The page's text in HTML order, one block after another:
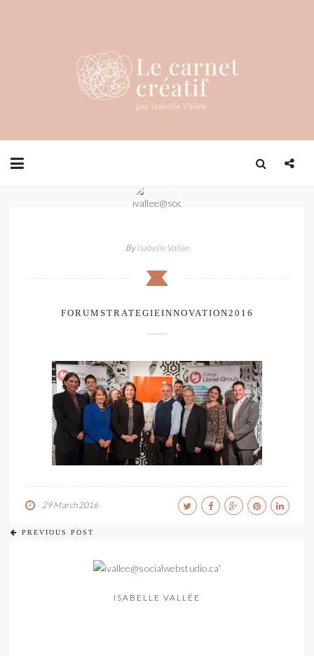
ByIsabelle Vallée
FORUMSTRATEGIEINNOVATION2016
29 March 2016
PREVIOUS POST
ISABELLE VALLÉE